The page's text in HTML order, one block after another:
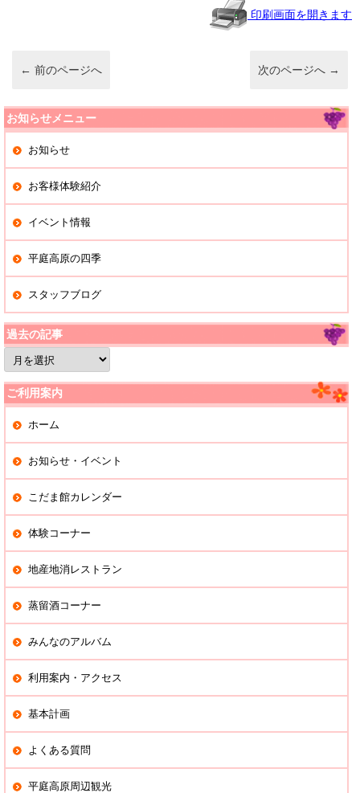
k
印刷画面を開きます
← 前のページへ 次のページへ →
お知らせメニュー
お知らせ
お客様体験紹介
イベント情報
平庭高原の四季
スタッフブログ
過去の記事
過
去
の
記
事
ご利用案内
ホーム
お知らせ・イベント
こだま館カレンダー
体験コーナー
地産地消レストラン
蒸留酒コーナー
みんなのアルバム
利用案内・アクセス
基本計画
よくある質問
平庭高原周辺観光